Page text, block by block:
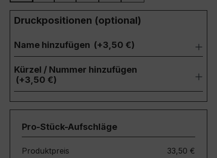
Druckpositionen (optional)
Name hinzufügen (+3,50 €)
Kürzel / Nummer hinzufügen
(+3,50 €)
Pro-Stück-Aufschläge
Produktpreis
33,50 €